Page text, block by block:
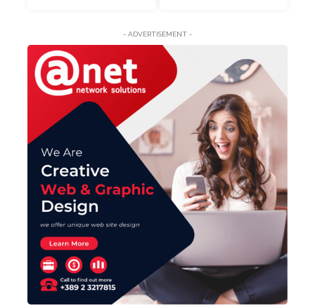
- ADVERTISEMENT -